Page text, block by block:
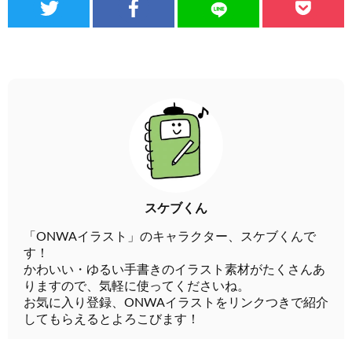
スケブくん
「ONWAイラスト」のキャラクター、スケブくんで
す！
かわいい・ゆるい手書きのイラスト素材がたくさんあ
りますので、気軽に使ってくださいね。
お気に入り登録、ONWAイラストをリンクつきで紹介
してもらえるとよろこびます！